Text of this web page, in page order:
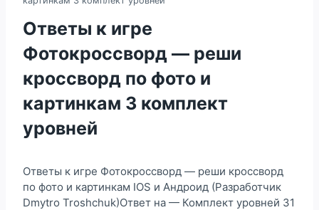
Ответы к игре
Фотокроссворд — реши
кроссворд по фото и
картинкам 3 комплект
уровней
Ответы к игре Фотокроссворд — реши кроссворд
по фото и картинкам IOS и Андроид (Разработчик
Dmytro Troshchuk)Ответ на — Комплект уровней 31